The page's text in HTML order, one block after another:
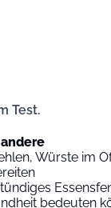
Test.
Würste im
bedeuten